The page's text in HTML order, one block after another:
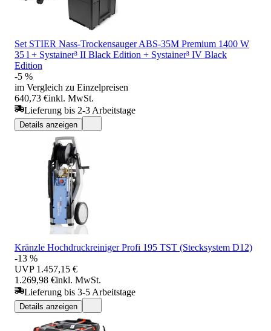
Set STIER Nass-Trockensauger ABS-35M Premium 1400 W
35 l + Systainer³ II Black Edition + Systainer³ IV Black
Edition
-5 %
im Vergleich zu Einzelpreisen
640,73 €inkl. MwSt.
Lieferung bis 2-3 Arbeitstage
Details anzeigen
Kränzle Hochdruckreiniger Profi 195 TST (Stecksystem D12)
-13 %
UVP 1.457,15 €
1.269,98 €inkl. MwSt.
Lieferung bis 3-5 Arbeitstage
Details anzeigen